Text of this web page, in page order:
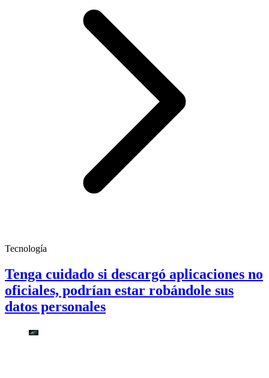
Tecnología
Tenga cuidado si descargó aplicaciones no
oficiales, podrían estar robándole sus
datos personales